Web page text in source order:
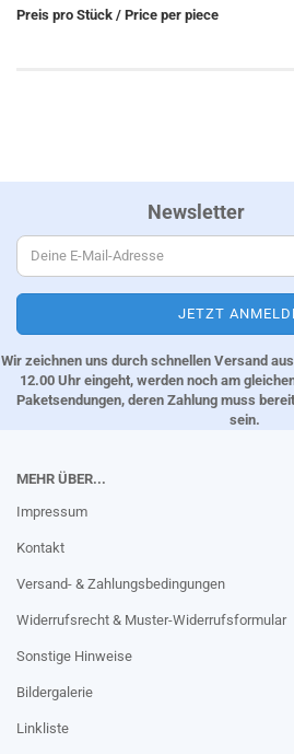
Preis pro Stück / Price per piece
Newsletter
Wir zeichnen uns durch schnellen Versand
12.00 Uhr eingeht, werden noch am
Paketsendungen, deren Zahlung muss
sein.
MEHR ÜBER...
Impressum
Kontakt
Versand- & Zahlungsbedingungen
Widerrufsrecht & Muster-Widerrufsformular
Sonstige Hinweise
Bildergalerie
Linkliste